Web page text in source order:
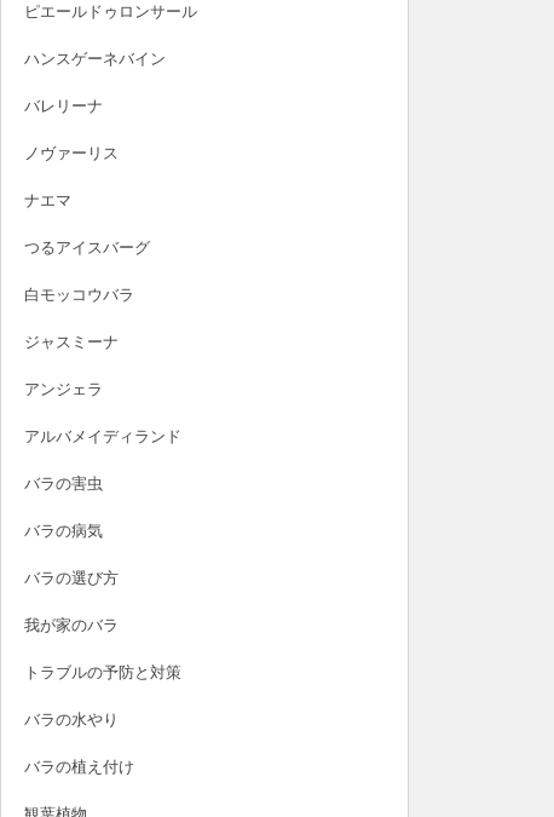
ピエールドゥロンサール
ハンスゲーネバイン
バレリーナ
ノヴァーリス
ナエマ
つるアイスバーグ
白モッコウバラ
ジャスミーナ
アンジェラ
アルバメイディランド
バラの害虫
バラの病気
バラの選び方
我が家のバラ
トラブルの予防と対策
バラの水やり
バラの植え付け